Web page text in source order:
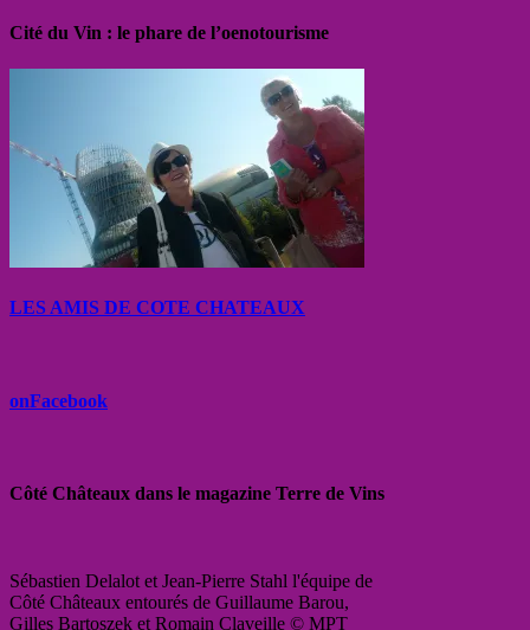
Cité du Vin : le phare de l’oenotourisme
LES AMIS DE COTE CHATEAUX
onFacebook
Côté Châteaux dans le magazine Terre de Vins
Sébastien Delalot et Jean-Pierre Stahl l'équipe de
Côté Châteaux entourés de Guillaume Barou,
Gilles Bartoszek et Romain Claveille © MPT